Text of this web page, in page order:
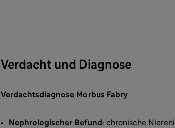
Verdacht und Diagnose
Verdachtsdiagnose Morbus Fabry
Nephrologischer Befund : chronische